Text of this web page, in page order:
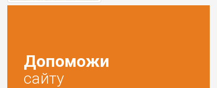
Допоможи
сайту